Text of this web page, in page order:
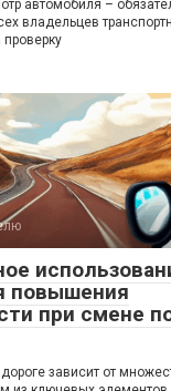
автомобиля –
владельцев
повышения
при смене
зависит от